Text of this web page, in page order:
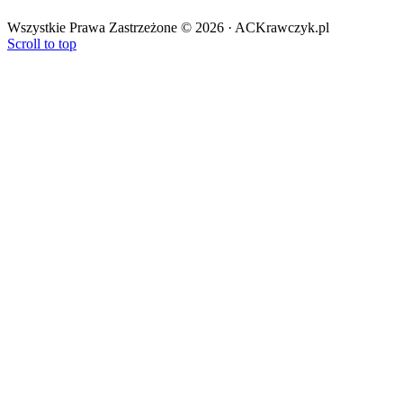
Płatność i wysyłka
Regulamin sklepu
Zwroty i reklamacje
Wszystkie Prawa Zastrzeżone © 2026 · ACKrawczyk.pl
Scroll to top